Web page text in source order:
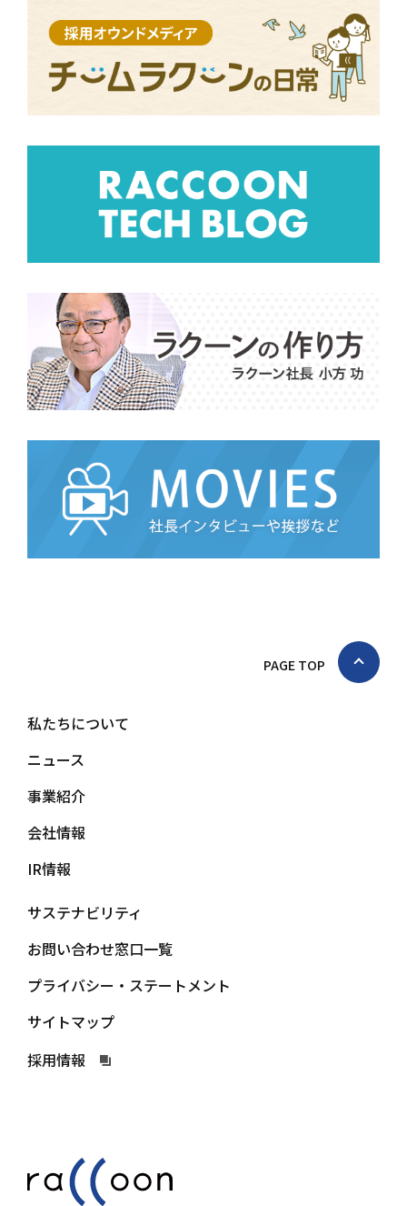
PAGE TOP
私たちについて
ニュース
事業紹介
会社情報
IR情報
サステナビリティ
お問い合わせ窓口一覧
プライバシー・ステートメント
サイトマップ
採用情報